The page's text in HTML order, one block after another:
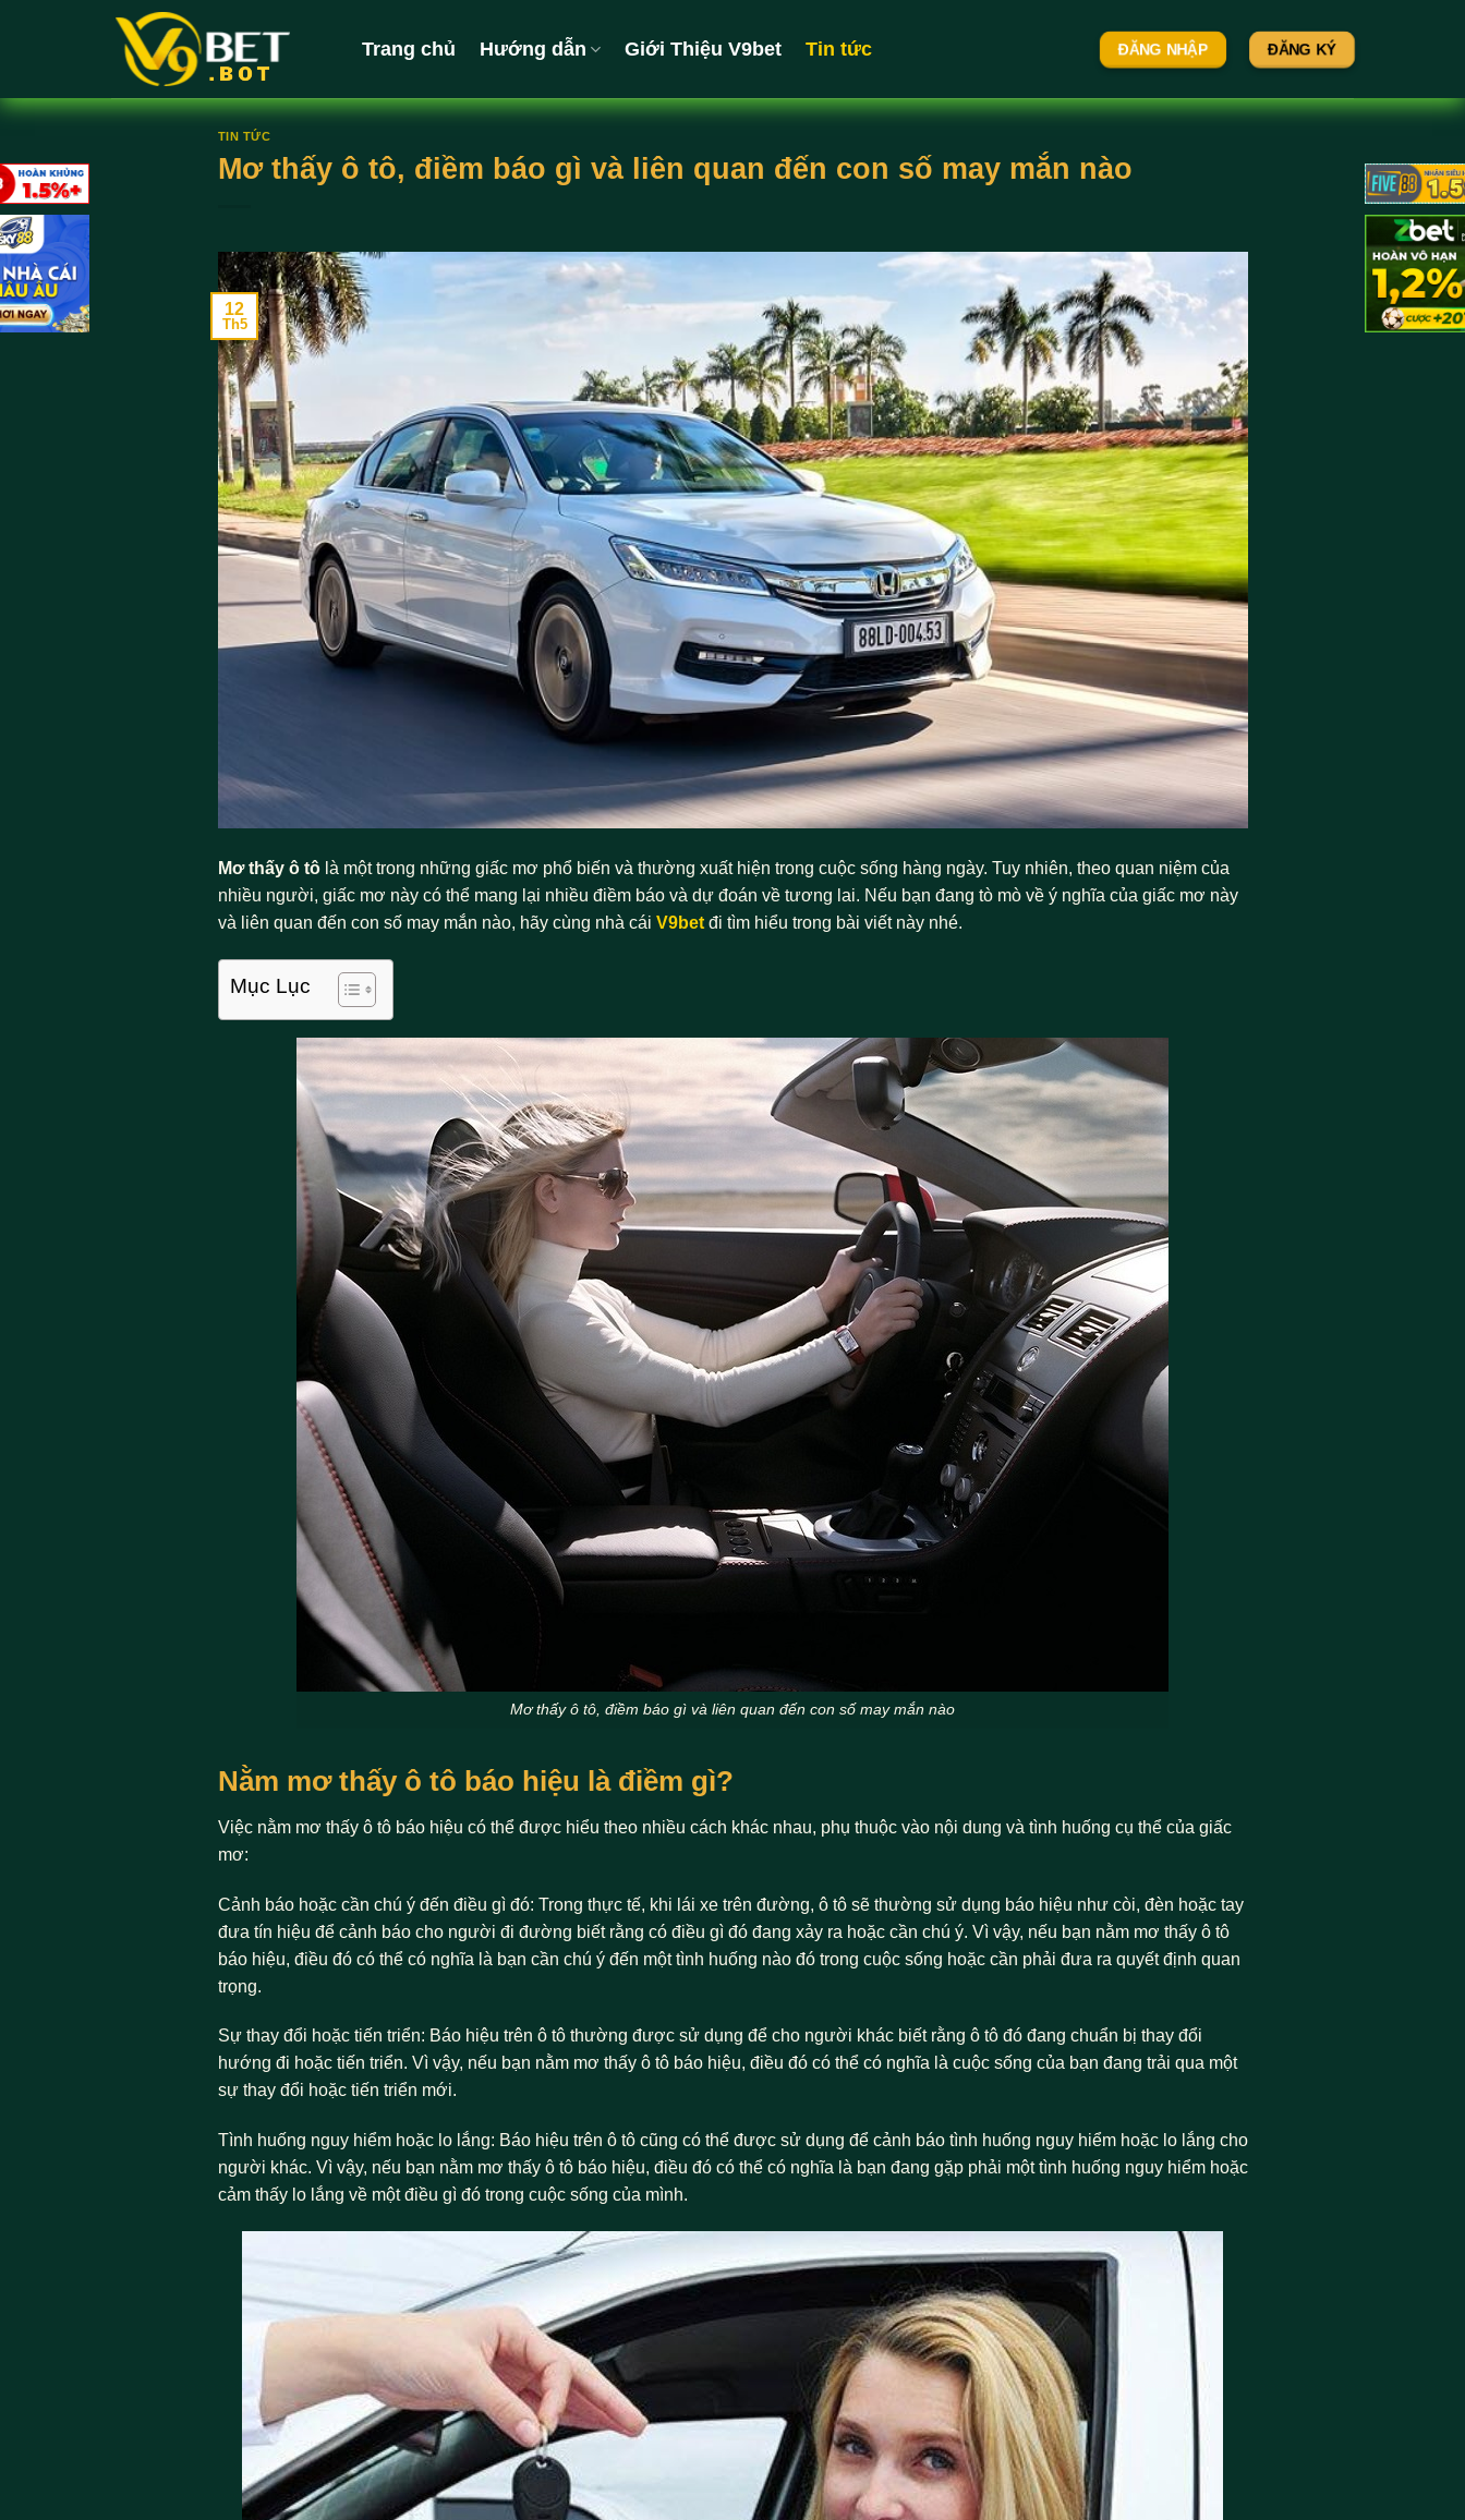
dung
Trang chủ Hướng dẫn Giới Thiệu V9bet Tin tức ĐĂNG NHẬP ĐĂNG KÝ
TIN TỨC
Mơ thấy ô tô, điềm báo gì và liên quan đến con số may mắn nào
12
Th5
Mơ thấy ô tô là một trong những giấc mơ phổ biến và thường xuất hiện trong cuộc sống hàng ngày. Tuy nhiên, theo quan niệm của
nhiều người, giấc mơ này có thể mang lại nhiều điềm báo và dự đoán về tương lai. Nếu bạn đang tò mò về ý nghĩa của giấc mơ này
và liên quan đến con số may mắn nào, hãy cùng nhà cái V9betđi tìm hiểu trong bài viết này nhé.
Mục Lục
Mơ thấy ô tô, điềm báo gì và liên quan đến con số may mắn nào
Nằm mơ thấy ô tô báo hiệu là điềm gì?
Việc nằm mơ thấy ô tô báo hiệu có thể được hiểu theo nhiều cách khác nhau, phụ thuộc vào nội dung và tình huống cụ thể của giấc
mơ:
Cảnh báo hoặc cần chú ý đến điều gì đó: Trong thực tế, khi lái xe trên đường, ô tô sẽ thường sử dụng báo hiệu như còi, đèn hoặc tay
đưa tín hiệu để cảnh báo cho người đi đường biết rằng có điều gì đó đang xảy ra hoặc cần chú ý. Vì vậy, nếu bạn nằm mơ thấy ô tô
báo hiệu, điều đó có thể có nghĩa là bạn cần chú ý đến một tình huống nào đó trong cuộc sống hoặc cần phải đưa ra quyết định quan
trọng.
Sự thay đổi hoặc tiến triển: Báo hiệu trên ô tô thường được sử dụng để cho người khác biết rằng ô tô đó đang chuẩn bị thay đổi
hướng đi hoặc tiến triển. Vì vậy, nếu bạn nằm mơ thấy ô tô báo hiệu, điều đó có thể có nghĩa là cuộc sống của bạn đang trải qua một
sự thay đổi hoặc tiến triển mới.
Tình huống nguy hiểm hoặc lo lắng: Báo hiệu trên ô tô cũng có thể được sử dụng để cảnh báo tình huống nguy hiểm hoặc lo lắng cho
người khác. Vì vậy, nếu bạn nằm mơ thấy ô tô báo hiệu, điều đó có thể có nghĩa là bạn đang gặp phải một tình huống nguy hiểm hoặc
cảm thấy lo lắng về một điều gì đó trong cuộc sống của mình.